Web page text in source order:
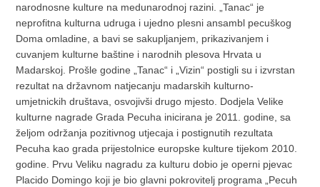
narodnosne kulture na medunarodnoj razini. „Tanac“ je
neprofitna kulturna udruga i ujedno plesni ansambl pecuškog
Doma omladine, a bavi se sakupljanjem, prikazivanjem i
cuvanjem kulturne baštine i narodnih plesova Hrvata u
Madarskoj. Prošle godine „Tanac“ i „Vizin“ postigli su i izvrstan
rezultat na državnom natjecanju madarskih kulturno-
umjetnickih društava, osvojivši drugo mjesto. Dodjela Velike
kulturne nagrade Grada Pecuha inicirana je 2011. godine, sa
željom održanja pozitivnog utjecaja i postignutih rezultata
Pecuha kao grada prijestolnice europske kulture tijekom 2010.
godine. Prvu Veliku nagradu za kulturu dobio je operni pjevac
Placido Domingo koji je bio glavni pokrovitelj programa „Pecuh